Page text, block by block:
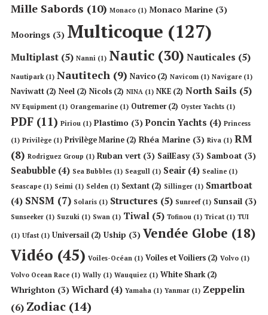
Mille Sabords (10) Monaco (1) Monaco Marine (3)
Moorings (3) Multicoque (127)
Multiplast (5) Nanni (1) Nautic (30) Nauticales (5)
Nautipark(1) Nautitech (9) Navico (2) Navicom (1) Navigare (1)
Naviwatt (2) Neel (2) Nicols (2) NINA (1) NKE (2) North Sails (5)
NV Equipment(1) Orangemarine (1) Outremer(2) Oyster Yachts (1)
PDF (11) Piriou (1) Plastimo (3) Poncin Yachts (4) Princess
(1) Privilège (1) Privilège Marine (2) Rhéa Marine (3) Riva (1) RM
(8) Rodriguez Group (1) Ruban vert (3) SailEasy(3) Samboat (3)
Seabubble (4) Sea Bubbles (1) Seagull (1) Seair(4) Sealine (1)
Seascape (1) Seimi (1) Selden (1) Sextant (2) Sillinger (1) Smartboat
(4) SNSM (7) Solaris (1) Structures (5) Sunreef(1) Sunsail (3)
Sunseeker (1) Suzuki (1) Swan (1) Tiwal (5) Tofinou (1) Tricat(1) TUI
(1) Ufast(1) Universail (2) Uship (3) Vendée Globe (18)
Vidéo (45) Voiles-Océan (1) Voiles et Voiliers (2) Volvo (1)
Volvo Ocean Race (1) Wally (1) Wauquiez (1) White Shark(2)
Whrighton (3) Wichard(4) Yamaha (1) Yanmar (1) Zeppelin
(6) Zodiac (14)